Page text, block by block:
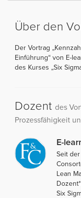
Über den
Der Vortrag
Einführung“ von E-
des Kurses „Six
Dozent des
Prozessfähigkeit
E-
Seit
Lean
Six